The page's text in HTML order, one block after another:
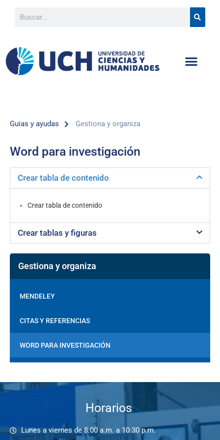
Gestiona y organiza
MENDELEY
CITAS Y REFERENCIAS
WORD PARA INVESTIGACIÓN
Guias y ayudas Gestiona y organiza
Word para investigación
Crear tabla de contenido
Crear tabla de contenido
Crear tablas y figuras
Horarios
Lunes a viernes de 8:00 a.m. a 10:30 p.m.